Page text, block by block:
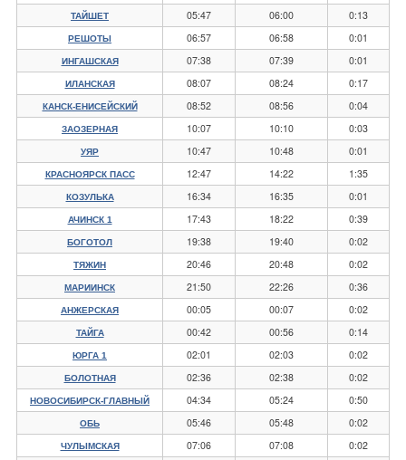
ТАЙШЕТ 05:47 06:00 0:13
РЕШОТЫ 06:57 06:58 0:01
ИНГАШСКАЯ 07:38 07:39 0:01
ИЛАНСКАЯ 08:07 08:24 0:17
КАНСК-ЕНИСЕЙСКИЙ 08:52 08:56 0:04
ЗАОЗЕРНАЯ 10:07 10:10 0:03
УЯР 10:47 10:48 0:01
КРАСНОЯРСК ПАСС 12:47 14:22 1:35
КОЗУЛЬКА 16:34 16:35 0:01
АЧИНСК 1 17:43 18:22 0:39
БОГОТОЛ 19:38 19:40 0:02
ТЯЖИН 20:46 20:48 0:02
МАРИИНСК 21:50 22:26 0:36
АНЖЕРСКАЯ 00:05 00:07 0:02
ТАЙГА 00:42 00:56 0:14
ЮРГА 1 02:01 02:03 0:02
БОЛОТНАЯ 02:36 02:38 0:02
НОВОСИБИРСК-ГЛАВНЫЙ 04:34 05:24 0:50
ОБЬ 05:46 05:48 0:02
ЧУЛЫМСКАЯ 07:06 07:08 0:02